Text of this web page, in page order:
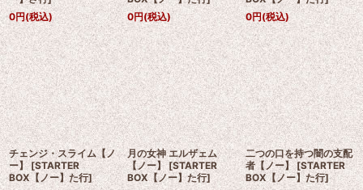
0円(税込)
0円(税込)
0円(税込)
チェンジ・スライム【ノ
ー】 [STARTER
BOX【ノー】た行]
月の女神 エルザェム
【ノー】 [STARTER
BOX【ノー】た行]
二つの口を持つ闇の支配
者【ノー】 [STARTER
BOX【ノー】た行]